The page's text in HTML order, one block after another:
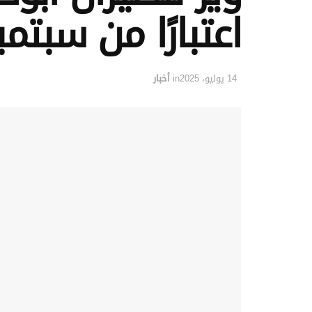
اعتبارًا من سبتمبر
14 يوليو، 2025 in أخبار